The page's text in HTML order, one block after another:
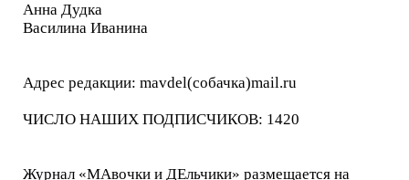
Анна Дудка
Василина Иванина
Адрес редакции: mavdel(собачка)mail.ru
ЧИСЛО НАШИХ ПОДПИСЧИКОВ: 1420
Журнал «МАвочки и ДЕльчики» размещается на